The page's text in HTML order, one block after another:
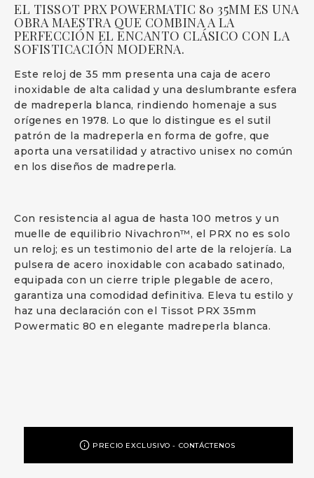
EL TISSOT PRX POWERMATIC 80 35MM ES UNA
OBRA MAESTRA QUE COMBINA A LA
PERFECCIÓN EL ENCANTO CLÁSICO CON LA
SOFISTICACIÓN MODERNA.
Este reloj de 35 mm presenta una caja de acero
inoxidable de alta calidad y una deslumbrante esfera
de madreperla blanca, rindiendo homenaje a sus
orígenes en 1978. Lo que lo distingue es el sutil
patrón de la madreperla en forma de gofre, que
aporta una versatilidad y atractivo unisex no común
en los diseños de madreperla.
Con resistencia al agua de hasta 100 metros y un
muelle de equilibrio Nivachron™, el PRX no es solo
un reloj; es un testimonio del arte de la relojería. La
pulsera de acero inoxidable con acabado satinado,
equipada con un cierre triple plegable de acero,
garantiza una comodidad definitiva. Eleva tu estilo y
haz una declaración con el Tissot PRX 35mm
Powermatic 80 en elegante madreperla blanca.
PRECIO EXCLUSIVO - CONTÁCTENOS